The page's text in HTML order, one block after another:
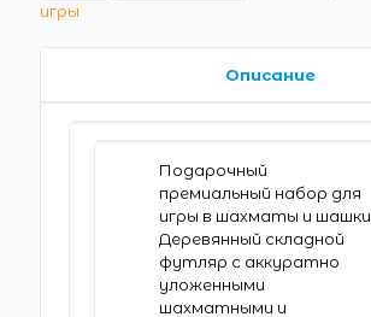
игры
Описание
Подарочный
премиальный набор для
игры в шахматы и шашки.
Деревянный складной
футляр с аккуратно
уложенными
шахматными и